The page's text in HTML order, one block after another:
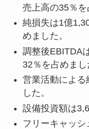
売上高の35％を
純損失は1億
めました。
調整後EBITDA
32％を占めまし
営業活動によ
した。
設備投資額は
フリーキャッ